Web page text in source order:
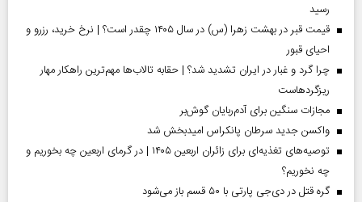
رسید
قیمت قبر در بهشت زهرا (س) در سال ۱۴۰۵ چقدر است؟ | نرخ خرید، رزرو و
احیای قبور
چرا گرد و غبار در ایران تشدید شد؟ | حقابه تالاب‌ها مهم‌ترین راهکار مهار
ریزگردهاست
مجازات سنگین برای آدم‌ربایان گوش‌بر
واکسن جدید سرطان پانکراس امیدبخش شد
توصیه‌های تغذیه‌ای برای زائران اربعین ۱۴۰۵ | در گرمای اربعین چه بخوریم و
چه نخوریم؟
گره قتل در دی‌جی پارتی با ۵۰ قسم باز می‌شود